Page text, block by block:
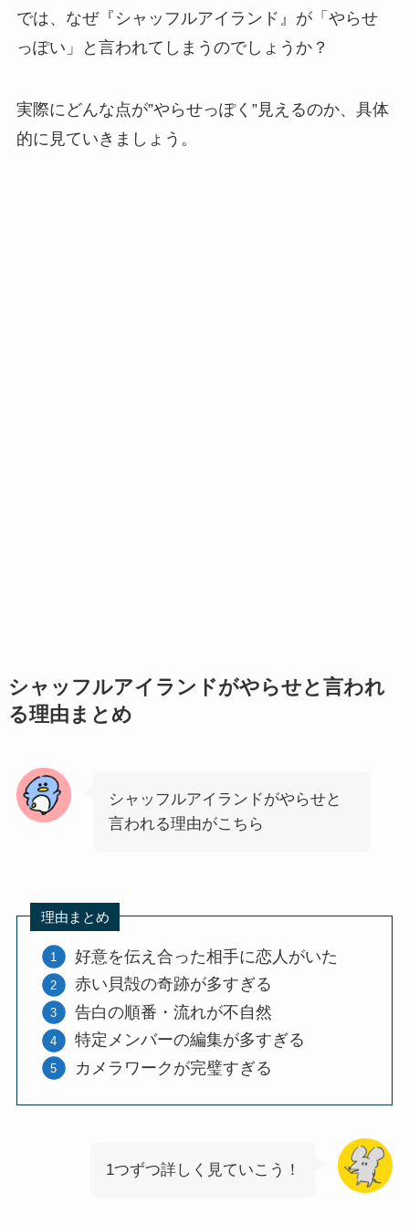
では、なぜ『シャッフルアイランド』が「やらせ
っぽい」と言われてしまうのでしょうか？
実際にどんな点が”やらせっぽく”見えるのか、具体
的に見ていきましょう。
シャッフルアイランドがやらせと言われ
る理由まとめ
シャッフルアイランドがやらせと
言われる理由がこちら
理由まとめ
好意を伝え合った相手に恋人がいた
赤い貝殻の奇跡が多すぎる
告白の順番・流れが不自然
特定メンバーの編集が多すぎる
カメラワークが完璧すぎる
1つずつ詳しく見ていこう！